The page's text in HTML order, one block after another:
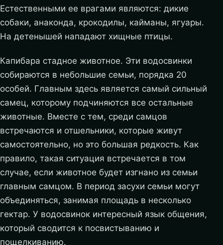
Естественными ее врагами являются: дикие
собаки, анаконда, крокодилы, кайманы, ягуары.
На детенышей нападают хищные птицы.
Капибара стадное животное. Эти водосвинки
собираются в небольшие семьи, порядка 20
особей. Главным здесь является самый сильный
самец, которому подчиняются все остальные
животные. Вместе с тем, среди самцов
встречаются и отшельники, которые живут
самостоятельно, но это большая редкость. Как
правило, такая ситуация встречается в том
случае, если животное будет изгнано из семьи
главным самцом. В период засухи семьи могут
объединяться, занимая площадь в несколько
гектар. У водосвинок интересный язык общения,
который сводится к посвистыванию и
пощелкиванию.